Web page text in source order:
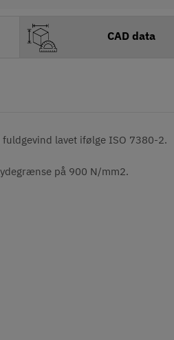
lavet ifølge ISO 7380-2.
på 900 N/mm2.
CAD data